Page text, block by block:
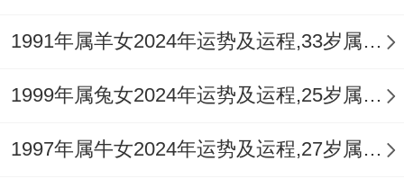
阳光的的的心理暗示！
通过我有个朋友就遇到过 -在2025年的门槛
别选择都在位前景铺路.不管是职场上的果断
1991年属羊女2024年运势及运程,33岁属羊人2024全年每月运势女性如何
1999年属兔女2024年运势及运程,25岁属兔人2024全年每月运势女性如何
1997年属牛女2024年运势及运程,27岁属牛人2024全年每月运势女性如何